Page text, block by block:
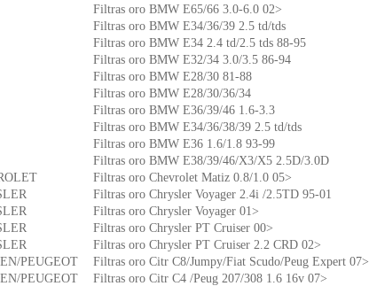
Filtras oro BMW E65/66 3.0-6.0 02>
Filtras oro BMW E34/36/39 2.5 td/tds
Filtras oro BMW E34 2.4 td/2.5 tds 88-95
Filtras oro BMW E32/34 3.0/3.5 86-94
Filtras oro BMW E28/30 81-88
Filtras oro BMW E28/30/36/34
Filtras oro BMW E36/39/46 1.6-3.3
Filtras oro BMW E34/36/38/39 2.5 td/tds
Filtras oro BMW E36 1.6/1.8 93-99
Filtras oro BMW E38/39/46/X3/X5 2.5D/3.0D
Filtras oro Chevrolet Matiz 0.8/1.0 05>
Filtras oro Chrysler Voyager 2.4i /2.5TD 95-01
Filtras oro Chrysler Voyager 01>
Filtras oro Chrysler PT Cruiser 00>
Filtras oro Chrysler PT Cruiser 2.2 CRD 02>
PEUGEOT
Filtras oro Citr C8/Jumpy/Fiat Scudo/Peug Expert 07>
PEUGEOT
Filtras oro Citr C4 /Peug 207/308 1.6 16v 07>